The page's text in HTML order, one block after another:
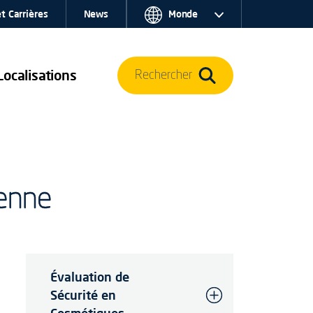
Carrières News Monde
Rechercher
Évaluation de
Sécurité en